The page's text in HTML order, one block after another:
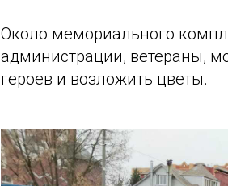
Около мемориального
администрации, ветераны,
героев и возложить цветы.